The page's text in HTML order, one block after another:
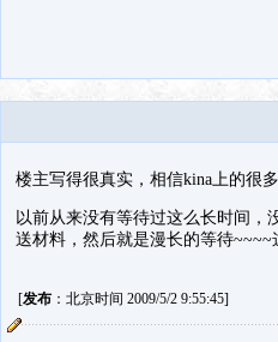
楼主写得很真实，相信kina上的很
以前从来没有等待过这么长时间，
送材料，然后就是漫长的等待
[发布：北京时间 2009/5/2 9:55:45]